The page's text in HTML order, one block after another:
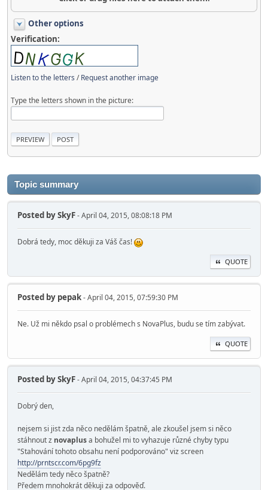
Other options
Verification:
Listen to the letters /Request another image
Type the letters shown in the picture:
Topic summary
Posted bySkyF- April 04, 2015, 08:08:18 PM
Dobrá tedy, moc děkuji za Váš čas!
QUOTE
Posted by pepak- April 04, 2015, 07:59:30 PM
Ne. Už mi někdo psal o problémech s NovaPlus, budu se tím zabývat.
QUOTE
Posted bySkyF- April 04, 2015, 04:37:45 PM
Dobrý den,
nejsem si jist zda něco nedělám špatně, ale zkoušel jsem si něco
stáhnout z novaplusa bohužel mi to vyhazuje různé chyby typu
"Stahování tohoto obsahu není podporováno" viz screen
http://prntscr.com/6pg9fz
Nedělám tedy něco špatně?
Předem mnohokrát děkuji za odpověď.